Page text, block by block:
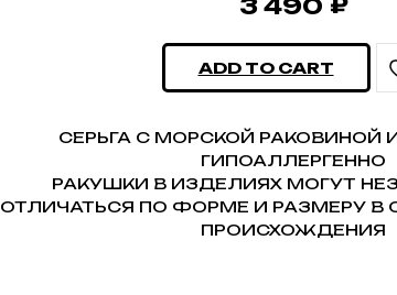
3 490
ADD TO CART
СЕРЬГА С МОРСКОЙ РАКОВИНОЙ
ГИПОАЛЛЕРГЕННО
РАКУШКИ В ИЗДЕЛИЯХ МОГУТ
ОТЛИЧАТЬСЯ ПО ФОРМЕ И РАЗМЕРУ В
ПРОИСХОЖДЕНИЯ